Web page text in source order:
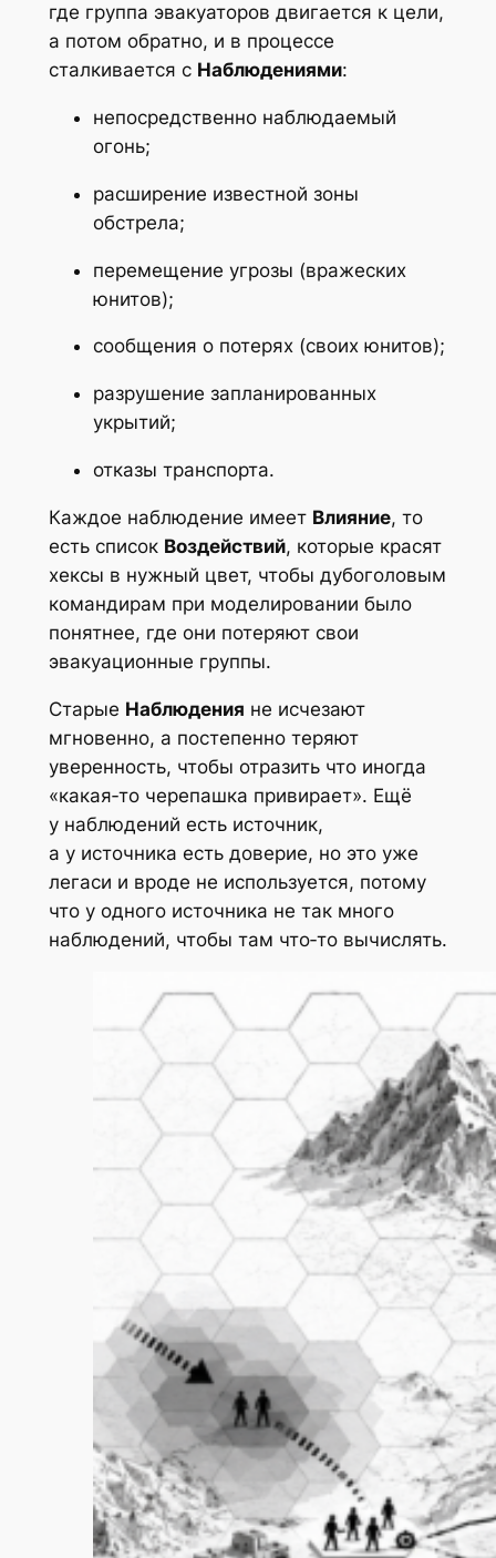
где группа эвакуаторов двигается к цели,
а потом обратно, и в процессе
сталкивается с Наблюдениями:
непосредственно наблюдаемый
огонь;
расширение известной зоны
обстрела;
перемещение угрозы (вражеских
юнитов);
сообщения о потерях (своих юнитов);
разрушение запланированных
укрытий;
отказы транспорта.
Каждое наблюдение имеет Влияние, то
есть список Воздействий, которые красят
хексы в нужный цвет, чтобы дубоголовым
командирам при моделировании было
понятнее, где они потеряют свои
эвакуационные группы.
Старые Наблюдения не исчезают
мгновенно, а постепенно теряют
уверенность, чтобы отразить что иногда
«какая‑то черепашка привирает». Ещё
у наблюдений есть источник,
а у источника есть доверие, но это уже
легаси и вроде не используется, потому
что у одного источника не так много
наблюдений, чтобы там что‑то вычислять.